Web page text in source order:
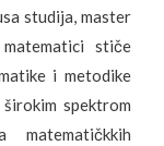
studija, master
stiče
i metodike
spektrom
matematičkkih